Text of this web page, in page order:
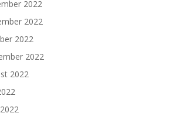
2022
2022
2022
2022
2022